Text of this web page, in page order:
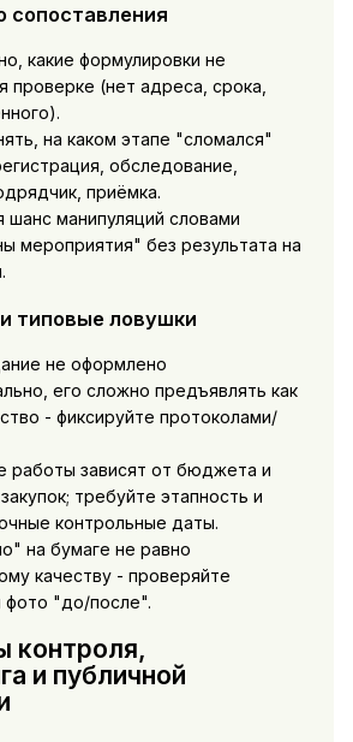
сопоставления
какие формулировки не
проверке (нет адреса, срока,
на каком этапе "сломался"
обследование,
приёмка.
шанс манипуляций словами
мероприятия" без результата на
типовые ловушки
не оформлено
его сложно предъявлять как
- фиксируйте протоколами/
работы зависят от бюджета и
требуйте этапность и
контрольные даты.
на бумаге не равно
качеству - проверяйте
фото "до/после".
контроля,
и публичной